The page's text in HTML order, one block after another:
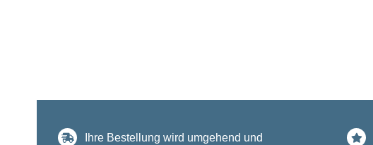
Ihre Bestellung wird umgehend und